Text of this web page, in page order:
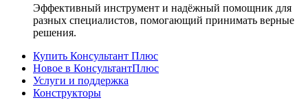
Эффективный инструмент и надёжный помощник для
разных специалистов, помогающий принимать верные
решения.
Купить Консультант Плюс
Новое в КонсультантПлюс
Услуги и поддержка
Конструкторы